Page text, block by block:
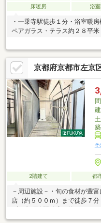
床暖房
浴
・一乗寺駅徒歩１分・浴室暖
ペアガラス・テラス約２８平米
京都府京都市左京
そ
2階建て 都
－周辺施設－・旬の食材が豊
店（約５００ｍ）まで徒歩７
ラファイン出町柳店（約５０